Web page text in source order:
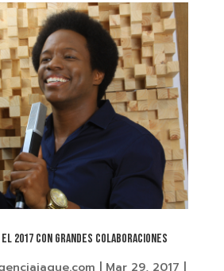
2017 con grandes colaboraciones